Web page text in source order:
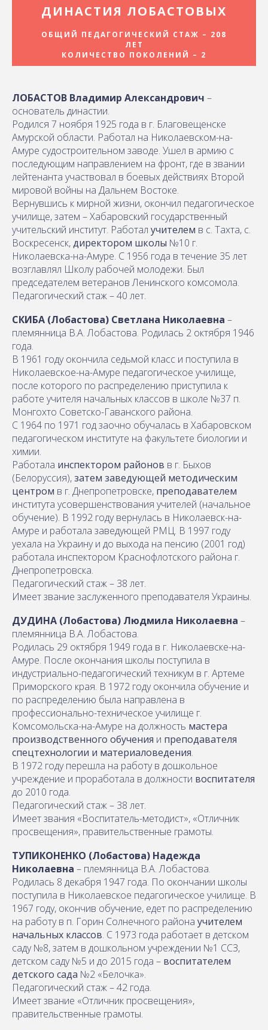
ДИНАСТИЯ ЛОБАСТОВЫХ
ОБЩИЙ ПЕДАГОГИЧЕСКИЙ СТАЖ – 208
ЛЕТ
КОЛИЧЕСТВО ПОКОЛЕНИЙ – 2
ЛОБАСТОВ Владимир Александрович –
основатель династии.
Родился 7 ноября 1925 года в г. Благовещенске
Амурской области. Работал на Николаевском-на-
Амуре судостроительном заводе. Ушел в армию с
последующим направлением на фронт, где в звании
лейтенанта участвовал в боевых действиях Второй
мировой войны на Дальнем Востоке.
Вернувшись к мирной жизни, окончил педагогическое
училище, затем – Хабаровский государственный
учительский институт. Работал учителем в с. Тахта, с.
Воскресенск,директором школы №10 г.
Николаевска-на-Амуре. С 1956 года в течение 35 лет
возглавлял Школу рабочей молодежи. Был
председателем ветеранов Ленинского комсомола.
Педагогический стаж – 40 лет.
СКИБА (Лобастова) Светлана Николаевна –
племянница В.А. Лобастова. Родилась 2 октября 1946
года.
В 1961 году окончила седьмой класс и поступила в
Николаевское-на-Амуре педагогическое училище,
после которого по распределению приступила к
работе учителя начальных классов в школе №37 п.
Монгохто Советско-Гаванского района.
С 1964 по 1971 год заочно обучалась в Хабаровском
педагогическом институте на факультете биологии и
химии.
Работала инспектором районов в г. Быхов
(Белоруссия),затем заведующей методическим
центром в г. Днепропетровске, преподавателем
института усовершенствования учителей (начальное
обучение). В 1992 году вернулась в Николаевск-на-
Амуре и работала заведующей РМЦ. В 1997 году
уехала на Украину и до выхода на пенсию (2001 год)
работала инспектором Краснофлотского района г.
Днепропетровска.
Педагогический стаж – 38 лет.
Имеет звание заслуженного преподавателя Украины.
ДУДИНА (Лобастова) Людмила Николаевна –
племянница В.А. Лобастова.
Родилась 29 октября 1949 года в г. Николаевске-на-
Амуре. После окончания школы поступила в
индустриально-педагогический техникум в г. Артеме
Приморского края. В 1972 году окончила обучение и
по распределению была направлена в
профессионально-техническое училище г.
Комсомольска-на-Амуре на должность мастера
производственного обучения и преподавателя
спецтехнологии и материаловедения.
В 1972 году перешла на работу в дошкольное
учреждение и проработала в должности воспитателя
до 2010 года.
Педагогический стаж – 38 лет.
Имеет звания «Воспитатель-методист», «Отличник
просвещения», правительственные грамоты.
ТУПИКОНЕНКО (Лобастова) Надежда
Николаевна – племянница В.А. Лобастова.
Родилась 8 декабря 1947 года. По окончании школы
поступила в Николаевское педагогическое училище. В
1967 году, окончив обучение, едет по распределению
на работу в п. Горин Солнечного района учителем
начальных классов. С 1973 года работает в детском
саду №8, затем в дошкольном учреждении №1 ССЗ,
детском саду №5 и до 2015 года – воспитателем
детского сада №2 «Белочка».
Педагогический стаж – 42 года.
Имеет звание «Отличник просвещения»,
правительственные грамоты.